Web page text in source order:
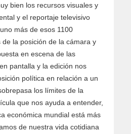
bien los recursos visuales y
y el reportaje televisivo
más de esos 1100
la posición de la cámara y
en escena de las
pantalla y la edición nos
política en relación a un
los límites de la
que nos ayuda a entender,
económica mundial está más
de nuestra vida cotidiana